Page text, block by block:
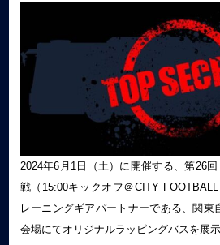
2024年6月1日（土）に開催する、第26
戦（15:00キックオフ＠CITY
レーニングギアパートナーである、関東
会場にてオリジナルラッピングバスを展示